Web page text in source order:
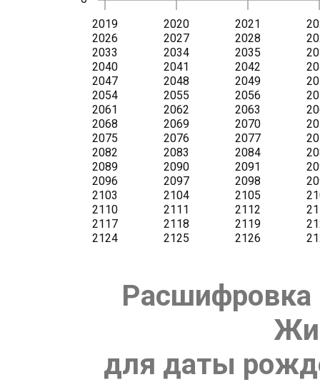
Расшифровка
для даты